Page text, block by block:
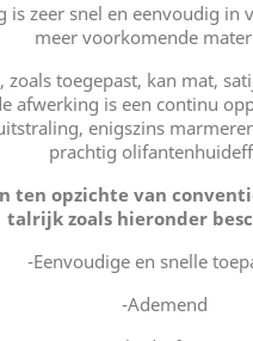
is zeer snel en eenvoudig in
meer voorkomende
zoals toegepast, kan mat,
afwerking is een continu
enigszins
prachtig
ten opzichte van
talrijk zoals hieronder
-Eenvoudige en snelle
-Ademend